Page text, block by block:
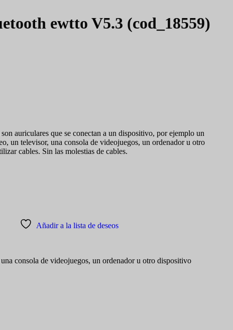
ewtto V5.3 (cod_18559)
auriculares que se conectan a un dispositivo, por ejemplo un
un televisor, una consola de videojuegos, un ordenador u otro
cables. Sin las molestias de cables.
Añadir a la lista de deseos
consola de videojuegos, un ordenador u otro dispositivo